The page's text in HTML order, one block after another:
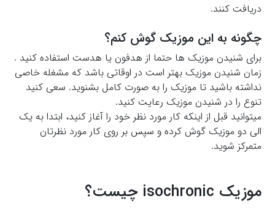
دریافت کنند.
چگونه به این موزیک گوش کنم؟
برای شنیدن موزیک ها حتما از هدفون یا هدست استفاده کنید .
زمان شنیدن موزیک بهتر است در اوقاتی باشد که مشغله خاصی
نداشته باشید تا موزیک را به صورت کامل بشنوید. سعی کنید
تنوع را در شنیدن موزیک رعایت کنید.
میتوانید قبل از اینکه کار مورد نظر خود را آغاز کنید، ابتدا به یک
الی دو موزیک گوش کرده و سپس بر روی کار مورد نظرتان
متمرکز شوید.
موزیک isochronic چیست؟